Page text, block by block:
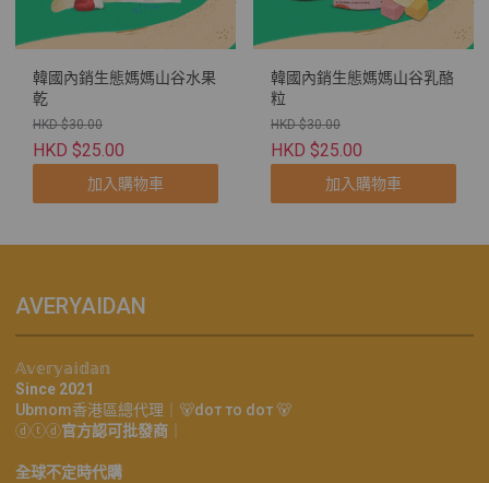
韓國內銷生態媽媽山谷水果
乾
HKD $30.00
HKD $25.00
加入購物車
韓國內銷生態媽媽山谷乳酪
粒
HKD $30.00
HKD $25.00
加入購物車
AVERYAIDAN
𝔸𝕧𝕖𝕣𝕪𝕒𝕚𝕕𝕒𝕟
Since 2021
Ubmom香港區總代理｜🐻doт тo doт 🐻
ⓓⓣⓓ官方認可批發商
全球不定時代購